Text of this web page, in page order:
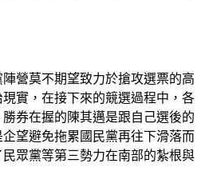
營莫不期望致力於搶攻選票的高
實，在接下來的競選過程中，各
券在握的陳其邁是跟自己選後的
望避免拖累國民黨再往下滑落而
眾黨等第三勢力在南部的紮根與